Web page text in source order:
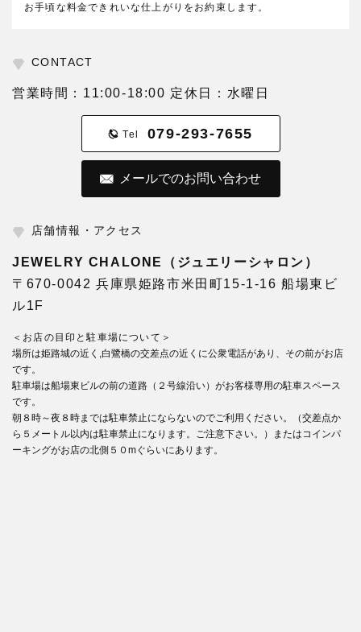
お手頃な料金できれいな仕上がりをお約束します。
CONTACT
営業時間：11:00-18:00 定休日：水曜日
Tel 079-293-7655
メールでのお問い合わせ
店舗情報・アクセス
JEWELRY CHALONE（ジュエリーシャロン）
〒670-0042 兵庫県姫路市米田町15-1-16 船場東ビ
ル1F
＜お店の目印と駐車場について＞
場所は姫路城の近く,白鷺橋の交差点の近くに公衆電話があり、その前がお店
です。
駐車場は船場東ビルの前の道路（２号線沿い）がお客様専用の駐車スペース
です。
朝８時～夜８時までは駐車禁止にならないのでご利用ください。（交差点か
ら５メートル以内は駐車禁止になります。ご注意下さい。）またはコインパ
ーキングがお店の北側５０mぐらいにあります。